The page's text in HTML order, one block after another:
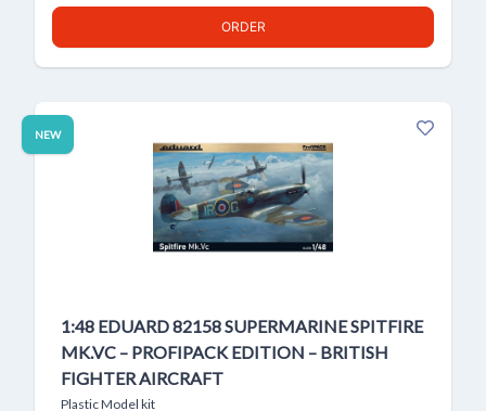
ORDER
NEW
1:48 EDUARD 82158 SUPERMARINE SPITFIRE
MK.VC – PROFIPACK EDITION – BRITISH
FIGHTER AIRCRAFT
Plastic Model kit